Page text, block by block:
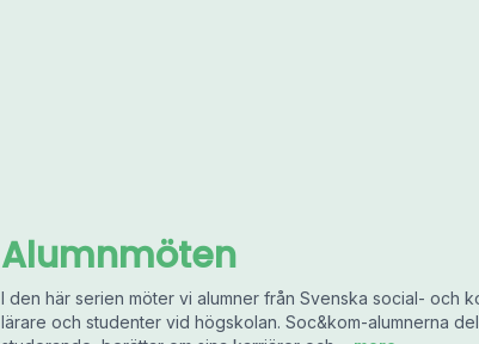
Alumnmöten
I den här serien möter vi alumner från Svenska social- och
lärare och studenter vid högskolan. Soc&kom-alumnerna